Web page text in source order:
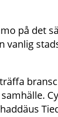
på det